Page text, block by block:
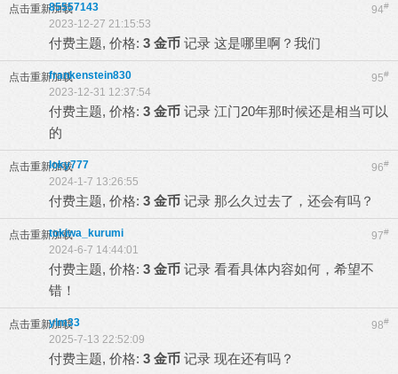
点击重新加载 94#
85557143
2023-12-27 21:15:53
付费主题, 价格: 3 金币 记录 这是哪里啊？我们
点击重新加载 95#
frankenstein830
2023-12-31 12:37:54
付费主题, 价格: 3 金币 记录 江门20年那时候还是相当可以
的
点击重新加载 96#
loky777
2024-1-7 13:26:55
付费主题, 价格: 3 金币 记录 那么久过去了，还会有吗？
点击重新加载 97#
tokiwa_kurumi
2024-6-7 14:44:01
付费主题, 价格: 3 金币 记录 看看具体内容如何，希望不
错！
点击重新加载 98#
ylm33
2025-7-13 22:52:09
付费主题, 价格: 3 金币 记录 现在还有吗？